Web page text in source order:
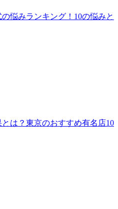
の悩みランキング！10の悩みと
は？東京のおすすめ有名店10